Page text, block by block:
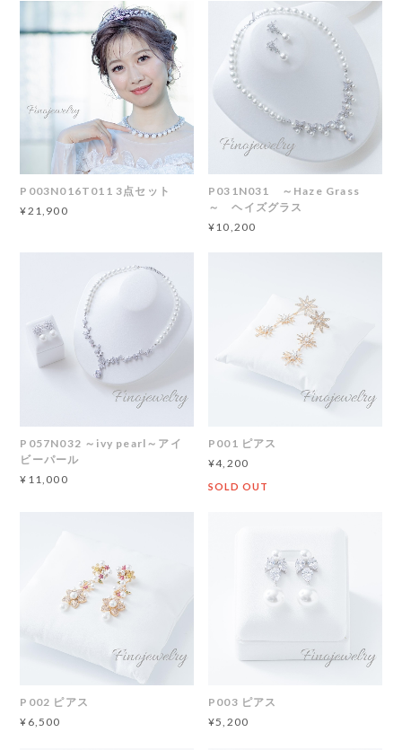
P003N016T011 3点セット
¥21,900
P031N031 ～Haze Grass
～ ヘイズグラス
¥10,200
P057N032 ～ivy pearl～アイ
ビーパール
¥11,000
P001 ピアス
¥4,200
SOLD OUT
P002 ピアス
¥6,500
P003 ピアス
¥5,200